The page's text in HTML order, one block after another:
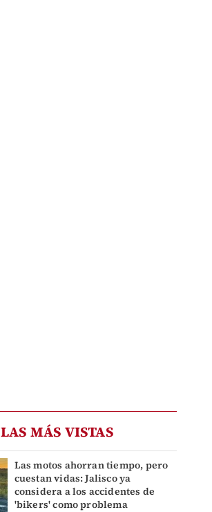
LAS MÁS VISTAS
Las motos ahorran tiempo, pero
cuestan vidas: Jalisco ya
considera a los accidentes de
'bikers' como problema